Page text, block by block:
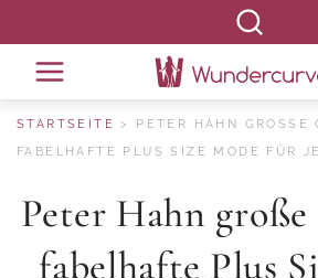
STARTSEITE
PETER HAHN GROSSE
BELHAFTE PLUS SIZE MODE FÜR
Peter Hahn
fabelhafte Plus